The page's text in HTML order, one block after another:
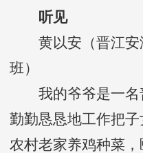
听见
黄以安（晋江安
班）
我的爷爷是一名
勤勤恳恳地工作把
农村老家养鸡种菜